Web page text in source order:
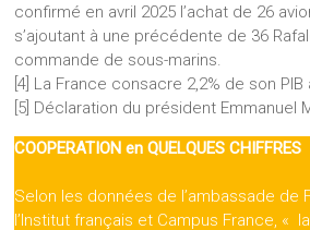
confirmé en avril 2025 l’achat de 26
s’ajoutant à une précédente de 36
commande de sous-marins.
[4] La France consacre 2,2% de son PIB
[5] Déclaration du président Emmanuel
COOPERATION en QUELQUES CHIFFRES
Selon les données de l’ambassade de
l’Institut français et Campus France, «